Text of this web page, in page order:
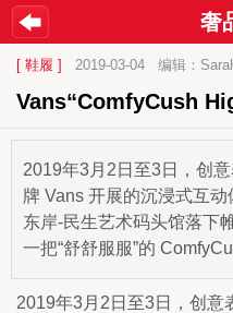
奢
[ 鞋履 ] 2019-03-04 编辑：
Vans“ComfyCush
2019年3月2日至3日，创
牌 Vans 开展的沉浸式互
东岸-民生艺术码头馆落下
一把“舒舒服服”的
2019年3月2日至3日，创意